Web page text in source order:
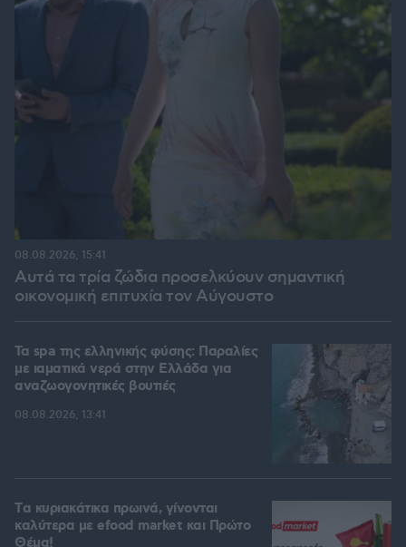
Αυτά τα τρία ζώδια προσελκύουν σημαντική
οικονομική επιτυχία τον Αύγουστο
08.08.2026, 15:41
Τα spa της ελληνικής φύσης: Παραλίες
με ιαματικά νερά στην Ελλάδα για
αναζωογονητικές βουτιές
08.08.2026, 13:41
Tα κυριακάτικα πρωινά, γίνονται
καλύτερα με efood market και Πρώτο
Θέμα!